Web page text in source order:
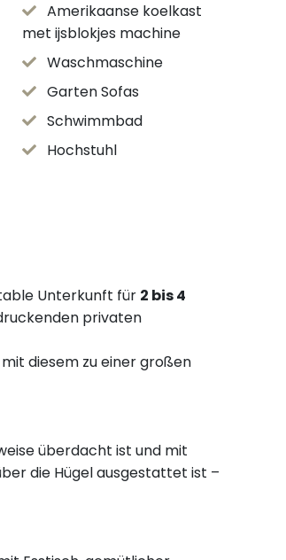
Amerikaanse koelkast
met ijsblokjes machine
Waschmaschine
Garten Sofas
Schwimmbad
Hochstuhl
Unterkunft für 2 bis 4
privaten
diesem zu einer großen
überdacht ist und mit
die Hügel ausgestattet ist –